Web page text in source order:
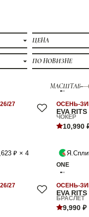
ЦЕНА
ПО НОВИЗНЕ
МАСШТАБ-
27
₽ × 4
EVA RITS
ОСЕНЬ-
ЧОКЕР
10,990
ONE
27
EVA RITS
ОСЕНЬ-
БРАСЛЕТ
9,990 ₽